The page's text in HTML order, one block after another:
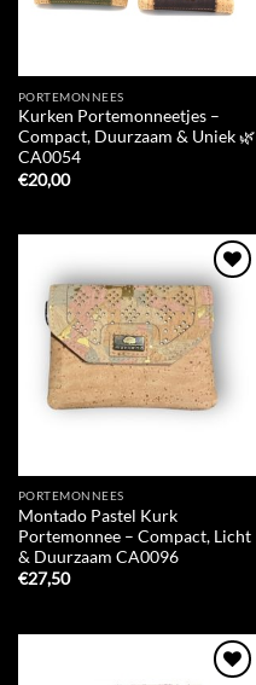
PORTEMONNEES
Kurken Portemonneetjes –
Compact, Duurzaam & Uniek 🌿
CA0054
€20,00
Add to
Wishlist
PORTEMONNEES
Montado Pastel Kurk
Portemonnee – Compact, Licht
& Duurzaam CA0096
€27,50